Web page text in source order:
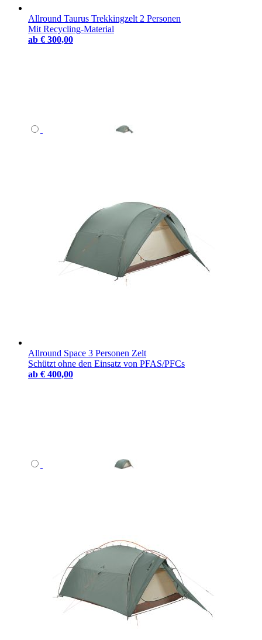
Allround Taurus Trekkingzelt 2 Personen
Mit Recycling-Material
ab € 300,00
Allround Space 3 Personen Zelt
Schützt ohne den Einsatz von PFAS/PFCs
ab € 400,00